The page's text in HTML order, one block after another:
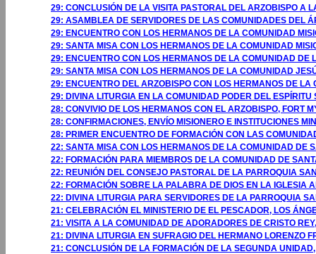
29: CONCLUSIÓN DE LA VISITA PASTORAL DEL ARZOBISPO A
29: ASAMBLEA DE SERVIDORES DE LAS COMUNIDADES DEL
29: ENCUENTRO CON LOS HERMANOS DE LA COMUNIDAD
29: SANTA MISA CON LOS HERMANOS DE LA COMUNIDAD
29: ENCUENTRO CON LOS HERMANOS DE LA COMUNIDAD DE
29: SANTA MISA CON LOS HERMANOS DE LA COMUNIDAD
29: ENCUENTRO DEL ARZOBISPO CON LOS HERMANOS DE
29: DIVINA LITURGIA EN LA COMUNIDAD PODER DEL
28: CONVIVIO DE LOS HERMANOS CON EL ARZOBISPO, FORT
28: CONFIRMACIONES, ENVÍO MISIONERO E INSTITUCIONES
28: PRIMER ENCUENTRO DE FORMACIÓN CON LAS
22: SANTA MISA CON LOS HERMANOS DE LA COMUNIDAD DE
22: FORMACIÓN PARA MIEMBROS DE LA COMUNIDAD DE
22: REUNIÓN DEL CONSEJO PASTORAL DE LA PARROQUIA
22: FORMACIÓN SOBRE LA PALABRA DE DIOS EN LA IGLESIA
22: DIVINA LITURGIA PARA SERVIDORES DE LA PARROQUIA
21: CELEBRACIÓN EL MINISTERIO DE EL PESCADOR, LOS
21: VISITA A LA COMUNIDAD DE ADORADORES DE CRISTO
21: DIVINA LITURGIA EN SUFRAGIO DEL HERMANO LORENZO
21: CONCLUSIÓN DE LA FORMACIÓN DE LA SEGUNDA